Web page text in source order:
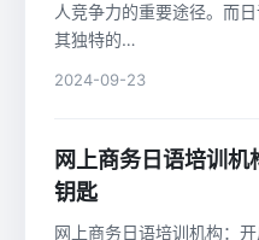
人竞争力的重要途径。而
其独特的…
2024-09-23
网上商务日语培训
钥匙
网上商务日语培训机构：